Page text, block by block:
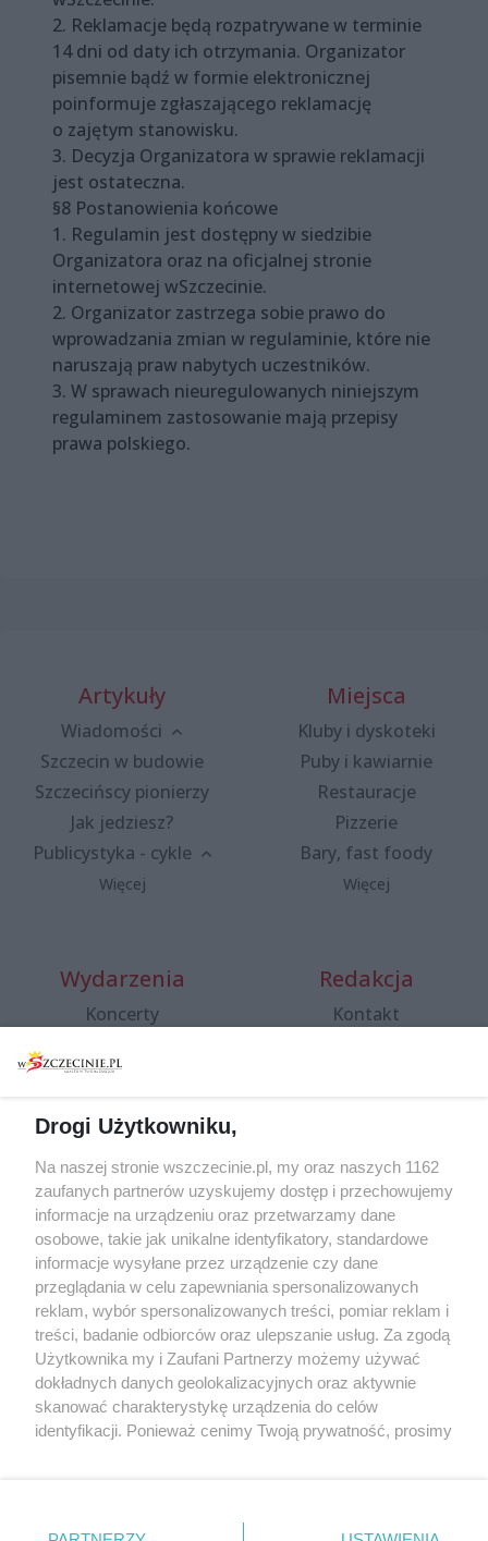
2. Reklamacje będą rozpatrywane w terminie
14 dni od daty ich otrzymania. Organizator
pisemnie bądź w formie elektronicznej
poinformuje zgłaszającego reklamację
o zajętym stanowisku.
3. Decyzja Organizatora w sprawie reklamacji
jest ostateczna.
§8 Postanowienia końcowe
1. Regulamin jest dostępny w siedzibie
Organizatora oraz na oficjalnej stronie
internetowej wSzczecinie.
2. Organizator zastrzega sobie prawo do
wprowadzania zmian w regulaminie, które nie
naruszają praw nabytych uczestników.
3. W sprawach nieuregulowanych niniejszym
regulaminem zastosowanie mają przepisy
prawa polskiego.
Artykuły
Wiadomości
Szczecin w budowie
Szczecińscy pionierzy
Jak jedziesz?
Publicystyka - cykle
Więcej
Miejsca
Kluby i dyskoteki
Puby i kawiarnie
Restauracje
Pizzerie
Bary, fast foody
Więcej
Wydarzenia
Koncerty
Spacery i oprowadzania
targi
Wernisaże
Więcej
Redakcja
Kontakt
Specjalny koncert z okazji
20. urodzin portalu
wSzczecinie.pl
Regulamin konkursów
śniadaniówka "Hej
Szczecin! Jest piątek!"
Partnerzy
Praca Szczecin
Drogi Użytkowniku,
Na naszej stronie wszczecinie.pl, my oraz naszych 1162
zaufanych partnerów uzyskujemy dostęp i przechowujemy
informacje na urządzeniu oraz przetwarzamy dane
osobowe, takie jak unikalne identyfikatory, standardowe
informacje wysyłane przez urządzenie czy dane
przeglądania w celu zapewniania spersonalizowanych
reklam, wybór spersonalizowanych treści, pomiar reklam i
treści, badanie odbiorców oraz ulepszanie usług. Za zgodą
Użytkownika my i Zaufani Partnerzy możemy używać
dokładnych danych geolokalizacyjnych oraz aktywnie
skanować charakterystykę urządzenia do celów
identyfikacji. Ponieważ cenimy Twoją prywatność, prosimy
prywatności znajdujący się w lewym dolnym rogu strony